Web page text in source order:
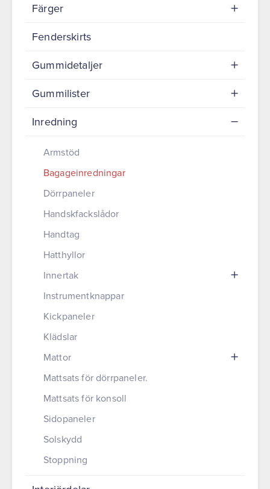
Färger
Fenderskirts
Gummidetaljer
Gummilister
Inredning
Armstöd
Bagageinredningar
Dörrpaneler
Handskfackslådor
Handtag
Hatthyllor
Innertak
Instrumentknappar
Kickpaneler
Klädslar
Mattor
Mattsats för dörrpaneler.
Mattsats för konsoll
Sidopaneler
Solskydd
Stoppning